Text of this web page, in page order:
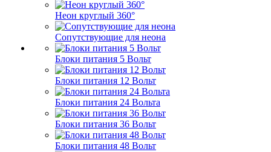
Неон круглый 360°
Сопутствующие для неона
Блоки питания 5 Вольт
Блоки питания 12 Вольт
Блоки питания 24 Вольта
Блоки питания 36 Вольт
Блоки питания 48 Вольт